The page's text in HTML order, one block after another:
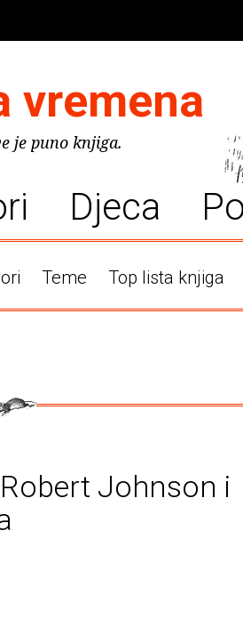
vremena
je puno knjiga.
Djeca
Teme Top lista knjiga
Johnson i